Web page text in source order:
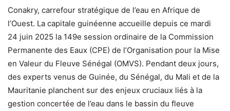
Conakry, carrefour stratégique de l’eau en Afrique de
l’Ouest. La capitale guinéenne accueille depuis ce mardi
24 juin 2025 la 149e session ordinaire de la Commission
Permanente des Eaux (CPE) de l’Organisation pour la Mise
en Valeur du Fleuve Sénégal (OMVS). Pendant deux jours,
des experts venus de Guinée, du Sénégal, du Mali et de la
Mauritanie planchent sur des enjeux cruciaux liés à la
gestion concertée de l’eau dans le bassin du fleuve